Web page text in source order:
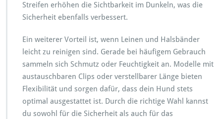
Streifen erhöhen die Sichtbarkeit im Dunkeln, was die
Sicherheit ebenfalls verbessert.
Ein weiterer Vorteil ist, wenn Leinen und Halsbänder
leicht zu reinigen sind. Gerade bei häufigem Gebrauch
sammeln sich Schmutz oder Feuchtigkeit an. Modelle mit
austauschbaren Clips oder verstellbarer Länge bieten
Flexibilität und sorgen dafür, dass dein Hund stets
optimal ausgestattet ist. Durch die richtige Wahl kannst
du sowohl für die Sicherheit als auch für das